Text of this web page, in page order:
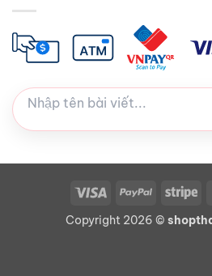
Visa PayPal
Copyright 2026 ©